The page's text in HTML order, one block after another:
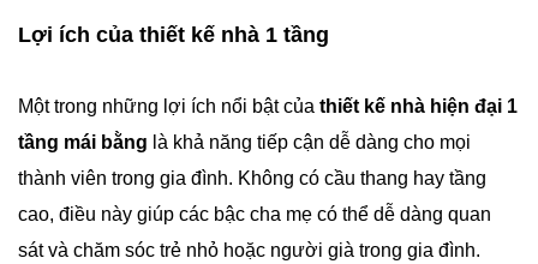
Lợi ích của thiết kế nhà 1 tầng
Một trong những lợi ích nổi bật của thiết kế nhà hiện đại 1
tầng mái bằng là khả năng tiếp cận dễ dàng cho mọi
thành viên trong gia đình. Không có cầu thang hay tầng
cao, điều này giúp các bậc cha mẹ có thể dễ dàng quan
sát và chăm sóc trẻ nhỏ hoặc người già trong gia đình.